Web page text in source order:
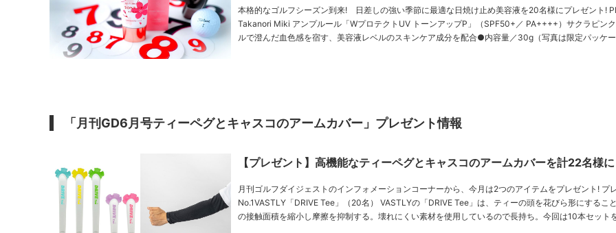
本格的なゴルフシーズン到来! 日差しの強い季節に最適な日焼け止め美容液を20名様にプレゼント! PHOTO／
Takanori Miki アンプルール「WプロテクトUV トーンアップP」（SPF50+／ PA++++）サクラピンクのヴェー
ルで澄んだ血色感を宿す、美容液レベルのスキンケア成分を配合●内容量／30g（写真は限定パッケ
「月刊GD6月号ティーペグとキャスコのアームカバー」プレゼント情報
【プレゼント】高機能なティーペグとキャスコのアームカバーを計22名様に
月刊ゴルフダイジェストのインフォメーションコーナーから、今月は2つのアイテムをプレゼント! プレゼント
No.1VASTLY「DRIVE Tee」（20名） VASTLYの「DRIVE Tee」は、ティーの頭を花びら形にすることで、球と
の接触面積を縮小し摩擦を抑制する。壊れにくい素材を使用しているので長持ち。今回は10本セット